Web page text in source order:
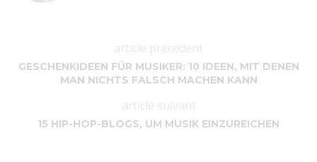
article précédent
GESCHENKIDEEN FÜR MUSIKER: 10 IDEEN, MIT DENEN
MAN NICHTS FALSCH MACHEN KANN
article suivant
15 HIP-HOP-BLOGS, UM MUSIK EINZUREICHEN